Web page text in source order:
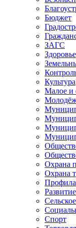
Бюджет
ЗАГС
Здоровье
Культура
Малое и
Охрана
Охрана
Спорт